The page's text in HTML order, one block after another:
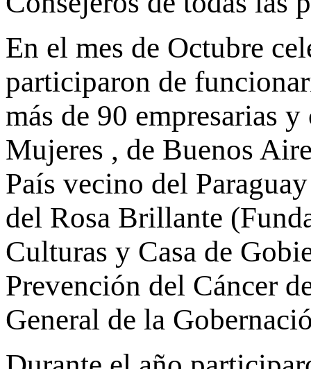
En el mes de Octubre
participaron de
más de 90 empresarias
Mujeres , de Buenos
País vecino del
del Rosa Brillante
Culturas y Casa de
Prevención del Cáncer
General de la